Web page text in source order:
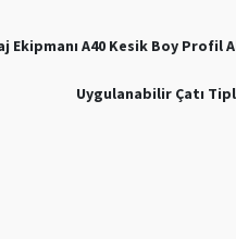
Ekipmanı A40 Kesik Boy Profil
Uygulanabilir Çatı